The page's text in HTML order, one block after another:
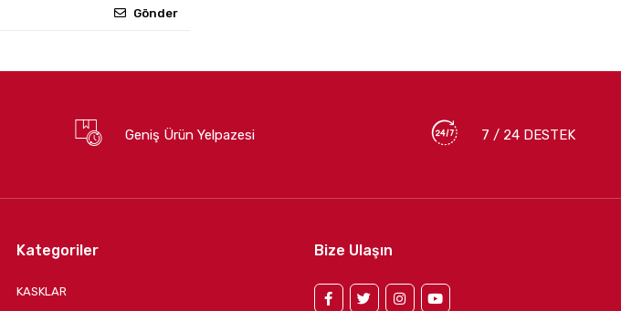
Gönder
Geniş Ürün Yelpazesi 7 / 24 DESTEK
Kategoriler
KASKLAR
Bize Ulaşın